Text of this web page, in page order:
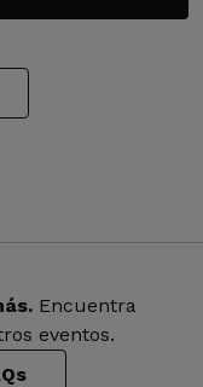
Encuentra
eventos.